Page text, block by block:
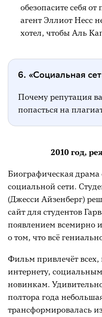
обезопасите себя
агент Эллиот Несс
хотел, чтобы Аль
6. «Социальная
Почему репутация
попасться на
2010 год,
Биографическая
социальной сети.
(Джесси Айзенберг)
сайт для студентов
появлением всемирно
о том, что всё
Фильм привлечёт
интернету,
новинкам.
полтора года
трансформировалась